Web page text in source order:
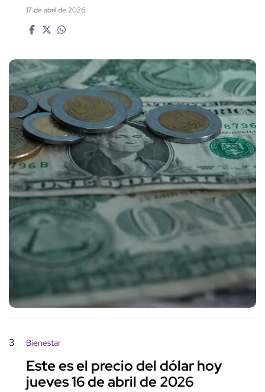
17 de abril de 2026
3 Bienestar
Este es el precio del dólar hoy
jueves 16 de abril de 2026